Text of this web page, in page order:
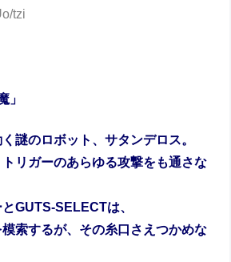
tzi
」
謎のロボット、サタンデロス。
リガーのあらゆる攻撃をも通さな
GUTS-SELECTは、
索するが、その糸口さえつかめな